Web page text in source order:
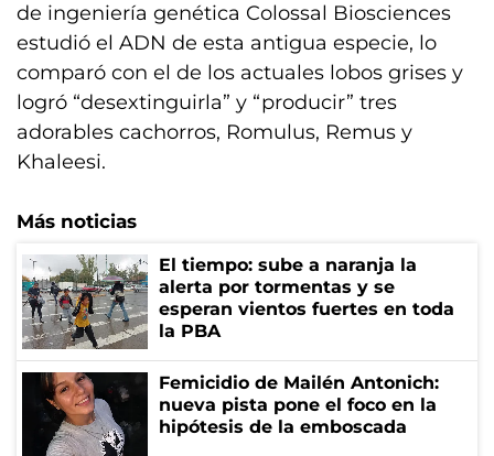
de ingeniería genética Colossal Biosciences
estudió el ADN de esta antigua especie, lo
comparó con el de los actuales lobos grises y
logró “desextinguirla” y “producir” tres
adorables cachorros, Romulus, Remus y
Khaleesi.
Más noticias
El tiempo: sube a naranja la
alerta por tormentas y se
esperan vientos fuertes en toda
la PBA
Femicidio de Mailén Antonich:
nueva pista pone el foco en la
hipótesis de la emboscada